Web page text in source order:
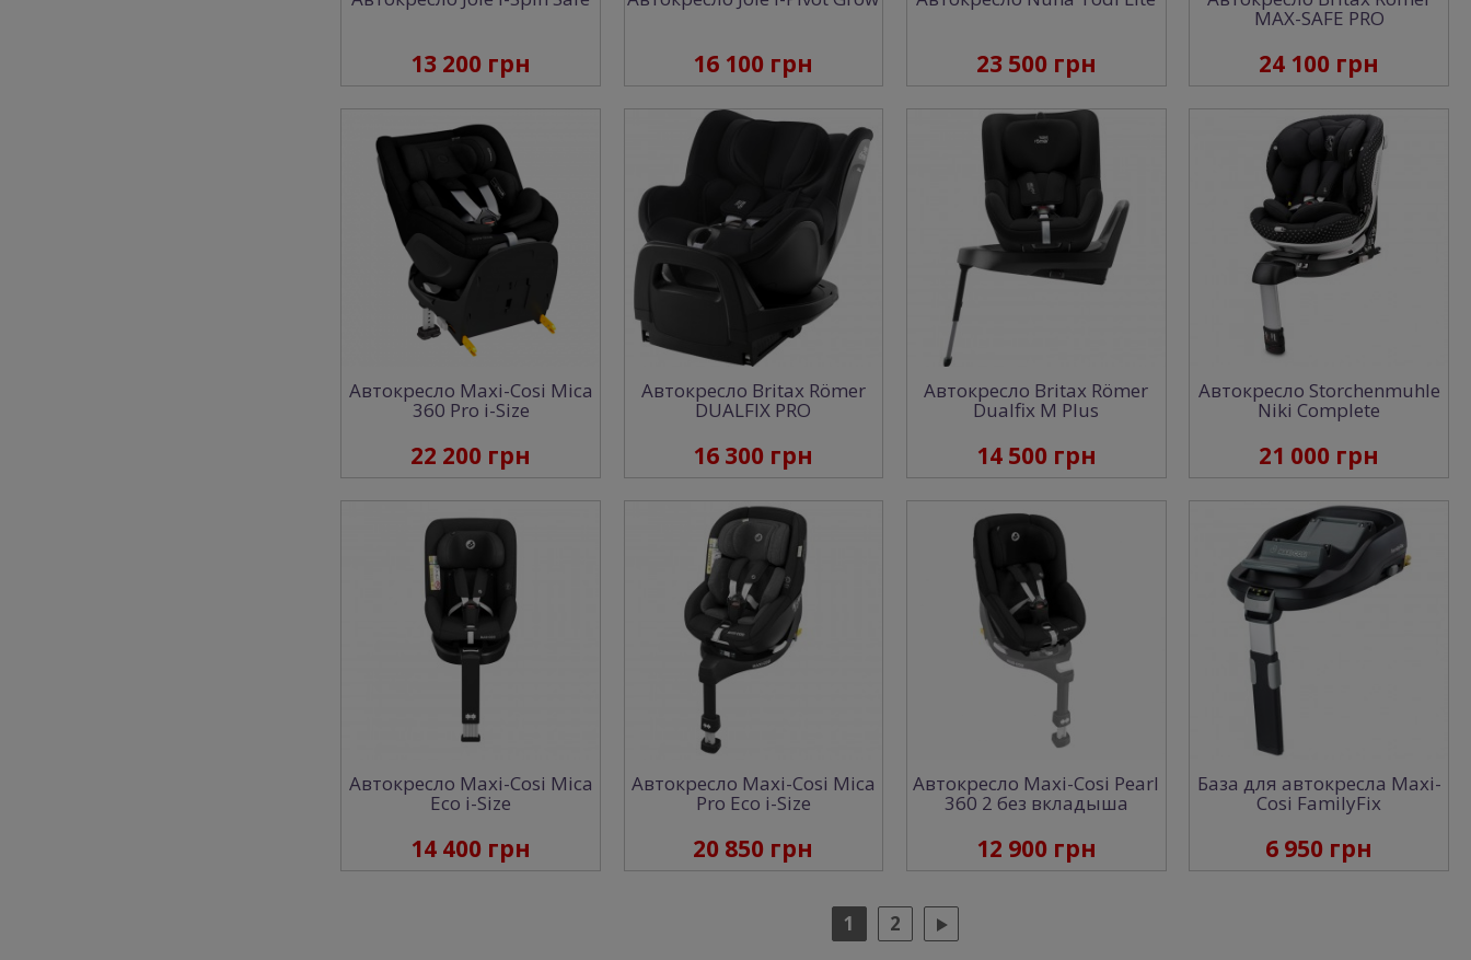
13 200 грн 16 100 грн 23 500 грн
MAX-SAFE PRO
24 100 грн
Автокресло Maxi-Cosi Mica
360 Pro i-Size
22 200 грн
Автокресло Britax Römer
DUALFIX PRO
16 300 грн
Автокресло Britax Römer
Dualfix M Plus
14 500 грн
Автокресло Storchenmuhle
Niki Complete
21 000 грн
Автокресло Maxi-Cosi Mica
Eco i-Size
14 400 грн
Автокресло Maxi-Cosi Mica
Pro Eco i-Size
20 850 грн
Автокресло Maxi-Cosi Pearl
360 2 без вкладыша
12 900 грн
База для автокресла Maxi-
Cosi FamilyFix
6 950 грн
1 2